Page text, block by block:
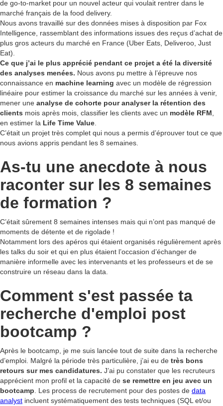
de go-to-market pour un nouvel acteur qui voulait rentrer dans le
marché français de la food delivery.
Nous avons travaillé sur des données mises à disposition par Fox
Intelligence, rassemblant des informations issues des reçus d’achat de
plus gros acteurs du marché en France (Uber Eats, Deliveroo, Just
Eat).
Ce que j’ai le plus apprécié pendant ce projet a été la diversité
des analyses menées. Nous avons pu mettre à l’épreuve nos
connaissance en machine learning avec un modèle de régression
linéaire pour estimer la croissance du marché sur les années à venir,
mener une analyse de cohorte pour analyser la rétention des
clients mois après mois, classifier les clients avec un modèle RFM
en estimer la Life Time Value
C’était un projet très complet qui nous a permis d’éprouver tout ce que
nous avions appris pendant les 8 semaines.
As-tu une anecdote à nous
raconter sur les 8 semaines
de formation ?
C’était sûrement 8 semaines intenses mais qui n’ont pas manqué de
moments de détente et de rigolade !
Notamment lors des apéros qui étaient organisés régulièrement après
les talks du soir et qui en plus étaient l’occasion d’échanger de
manière informelle avec les intervenants et les professeurs et de se
construire un réseau dans la data.
Comment s'est passée ta
recherche d'emploi post
bootcamp ?
Après le bootcamp, je me suis lancée tout de suite dans la recherche
d’emploi. Malgré la période très particulière, j’ai eu de très bons
retours sur mes candidatures. J’ai pu constater que les recruteurs
apprécient mon profil et la capacité de se remettre en jeu avec un
bootcamp . Les process de recrutement pour des postes de data
analyst incluent systématiquement des tests techniques (SQL et/ou